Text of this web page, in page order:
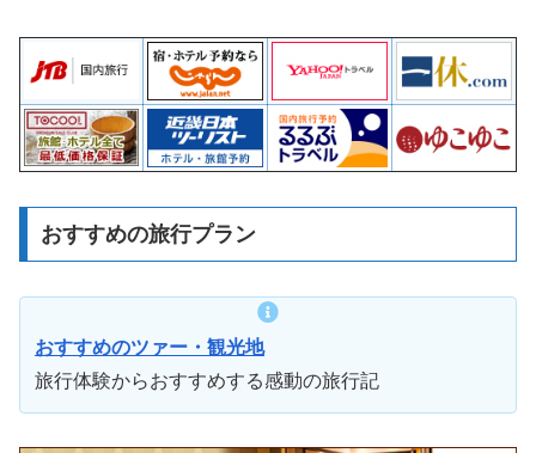
おすすめの旅行プラン
おすすめのツァー・観光地
旅行体験からおすすめする感動の旅行記